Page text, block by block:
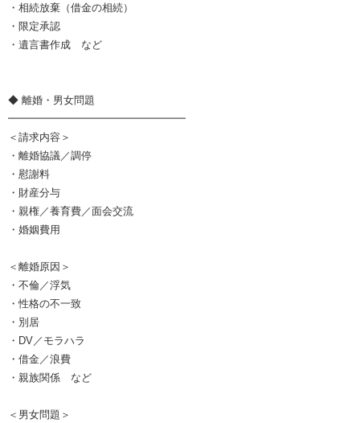
・相続放棄（借金の相続）
・限定承認
・遺言書作成 など
◆ 離婚・男女問題
━━━━━━━━━━━━━━━━━
＜請求内容＞
・離婚協議／調停
・慰謝料
・財産分与
・親権／養育費／面会交流
・婚姻費用
＜離婚原因＞
・不倫／浮気
・性格の不一致
・別居
・DV／モラハラ
・借金／浪費
・親族関係 など
＜男女問題＞